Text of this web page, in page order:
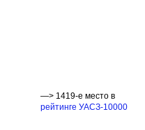
—> 1419-е место в
рейтинге УАСЗ-10000